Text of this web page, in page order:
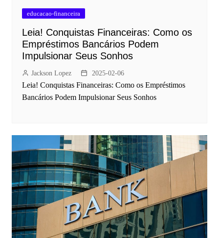
educacao-financeira
Leia! Conquistas Financeiras: Como os
Empréstimos Bancários Podem
Impulsionar Seus Sonhos
Jackson Lopez 2025-02-06
Leia! Conquistas Financeiras: Como os Empréstimos
Bancários Podem Impulsionar Seus Sonhos